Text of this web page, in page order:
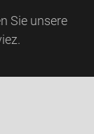
Sie unsere